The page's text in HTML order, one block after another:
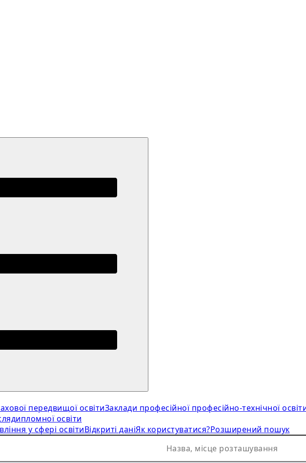
передвищої освітиЗаклади професійної професійно-технічної
освіти
у сфері освітиВідкриті даніЯк користуватися?Розширений пошук